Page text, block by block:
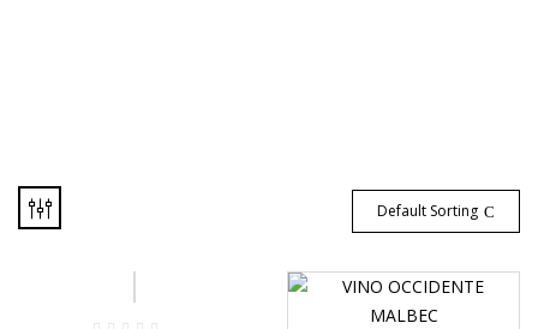
Default Sorting